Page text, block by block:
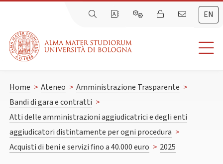
EN
Home > Ateneo > Amministrazione Trasparente >
Bandi di gara e contratti >
Atti delle amministrazioni aggiudicatrici e degli enti
aggiudicatori distintamente per ogni procedura >
Acquisti di beni e servizi fino a 40.000 euro > 2025